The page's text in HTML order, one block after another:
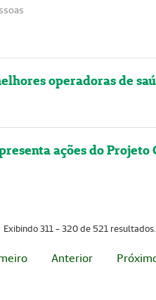
operadoras de
ações do Projeto
Exibindo 311 - 320 de 521 resultados.
Anterior